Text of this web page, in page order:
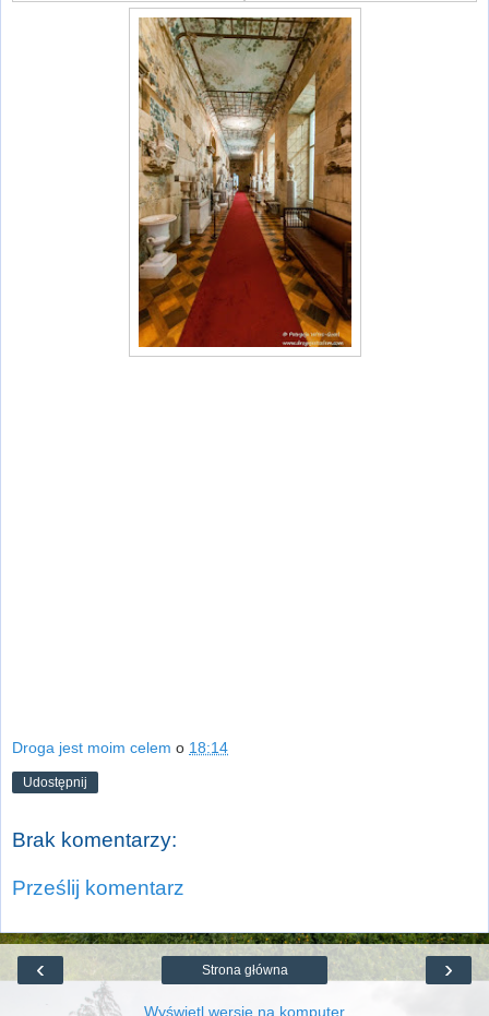
Droga jest moim celem o 18:14
Udostępnij
Brak komentarzy:
Prześlij komentarz
‹ ›
Strona główna
Wyświetl wersję na komputer